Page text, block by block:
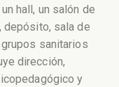
hall, un salón de
depósito, sala de
sanitarios
dirección,
y